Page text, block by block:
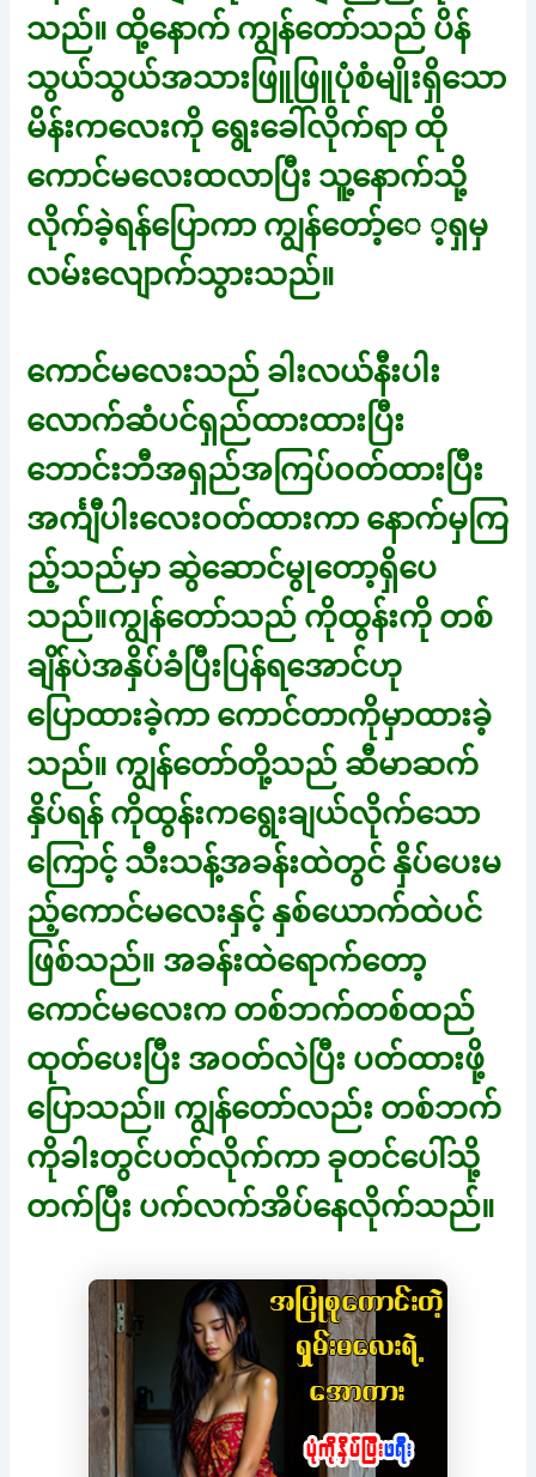
သည်။ ထို့နောက် ကျွန်တော်သည် ပိန်
သွယ်သွယ်အသားဖြူဖြူပုံစံမျိုးရှိသော
မိန်းကလေးကို ရွေးခေါ်လိုက်ရာ ထို
ကောင်မလေးထလာပြီး သူ့နောက်သို့
လိုက်ခဲ့ရန်ပြောကာ ကျွန်တော့်ေ ့ရှမှ
လမ်းလျောက်သွားသည်။
ကောင်မလေးသည် ခါးလယ်နီးပါး
လောက်ဆံပင်ရှည်ထားထားပြီး
ဘောင်းဘီအရှည်အကြပ်ဝတ်ထားပြီး
အင်္ကျီပါးလေးဝတ်ထားကာ နောက်မှကြ
ည့်သည်မှာ ဆွဲဆောင်မွုတော့ရှိပေ
သည်။ကျွန်တော်သည် ကိုထွန်းကို တစ်
ချိန်ပဲအနှိပ်ခံပြီးပြန်ရအောင်ဟု
ပြောထားခဲ့ကာ ကောင်တာကိုမှာထားခဲ့
သည်။ ကျွန်တော်တို့သည် ဆီမာဆက်
နှိပ်ရန် ကိုထွန်းကရွေးချယ်လိုက်သော
ကြောင့် သီးသန့်အခန်းထဲတွင် နှိပ်ပေးမ
ည့်ကောင်မလေးနှင့် နှစ်ယောက်ထဲပင်
ဖြစ်သည်။ အခန်းထဲရောက်တော့
ကောင်မလေးက တစ်ဘက်တစ်ထည်
ထုတ်ပေးပြီး အဝတ်လဲပြီး ပတ်ထားဖို့
ပြောသည်။ ကျွန်တော်လည်း တစ်ဘက်
ကိုခါးတွင်ပတ်လိုက်ကာ ခုတင်ပေါ်သို့
တက်ပြီး ပက်လက်အိပ်နေလိုက်သည်။